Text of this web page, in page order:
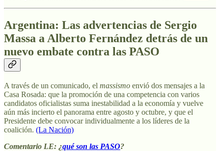
Argentina: Las advertencias de Sergio
Massa a Alberto Fernández detrás de un
nuevo embate contra las PASO
A través de un comunicado, el massismo envió dos mensajes a la
Casa Rosada: que la promoción de una competencia con varios
candidatos oficialistas suma inestabilidad a la economía y vuelve
aún más incierto el panorama entre agosto y octubre, y que el
Presidente debe convocar individualmente a los líderes de la
coalición. (La Nación)
Comentario LE: ¿qué son las PASO?